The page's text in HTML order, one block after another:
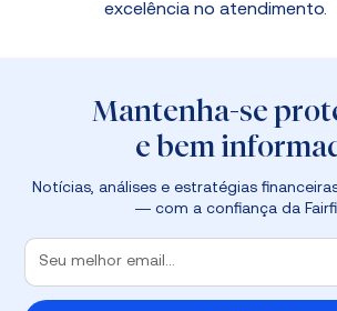
excelência no atendimento.
Mantenha-se
e bem
Notícias, análises e estratégias
— com a confiança da